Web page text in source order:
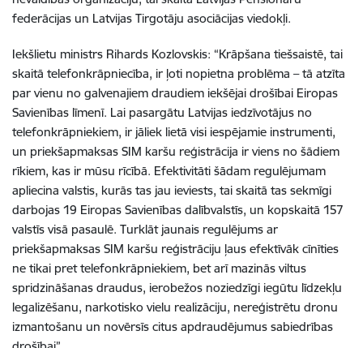
federācijas un Latvijas Tirgotāju asociācijas viedokļi.
Iekšlietu ministrs Rihards Kozlovskis: “Krāpšana tiešsaistē, tai
skaitā telefonkrāpniecība, ir ļoti nopietna problēma – tā atzīta
par vienu no galvenajiem draudiem iekšējai drošībai Eiropas
Savienības līmenī. Lai pasargātu Latvijas iedzīvotājus no
telefonkrāpniekiem, ir jāliek lietā visi iespējamie instrumenti,
un priekšapmaksas SIM karšu reģistrācija ir viens no šādiem
rīkiem, kas ir mūsu rīcībā. Efektivitāti šādam regulējumam
apliecina valstis, kurās tas jau ieviests, tai skaitā tas sekmīgi
darbojas 19 Eiropas Savienības dalībvalstīs, un kopskaitā 157
valstīs visā pasaulē. Turklāt jaunais regulējums ar
priekšapmaksas SIM karšu reģistrāciju ļaus efektīvāk cīnīties
ne tikai pret telefonkrāpniekiem, bet arī mazinās viltus
spridzināšanas draudus, ierobežos noziedzīgi iegūtu līdzekļu
legalizēšanu, narkotisko vielu realizāciju, nereģistrētu dronu
izmantošanu un novērsīs citus apdraudējumus sabiedrības